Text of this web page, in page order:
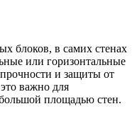
блоков, в самих стенах
или горизонтальные
и защиты от
важно для
площадью стен.